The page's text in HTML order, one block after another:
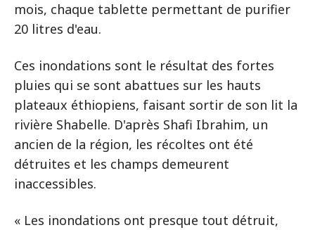
mois, chaque tablette permettant de purifier
20 litres d'eau.
Ces inondations sont le résultat des fortes
pluies qui se sont abattues sur les hauts
plateaux éthiopiens, faisant sortir de son lit la
rivière Shabelle. D'après Shafi Ibrahim, un
ancien de la région, les récoltes ont été
détruites et les champs demeurent
inaccessibles.
« Les inondations ont presque tout détruit,